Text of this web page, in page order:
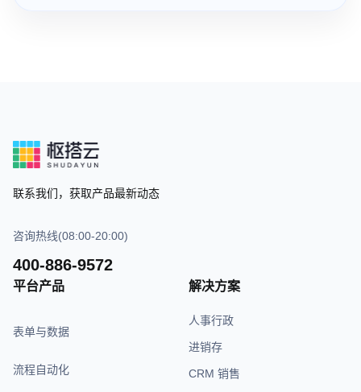
联系我们，获取产品最新动态
咨询热线(08:00-20:00)
400-886-9572
平台产品
表单与数据
流程自动化
解决方案
人事行政
进销存
CRM 销售